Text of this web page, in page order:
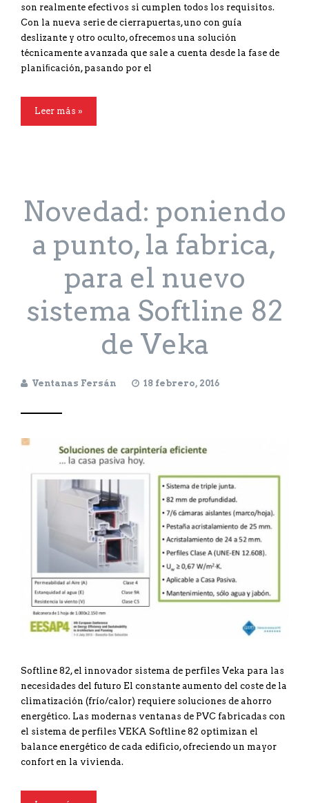
son realmente efectivos si cumplen todos los requisitos.
Con la nueva serie de cierrapuertas, uno con guía
deslizante y otro oculto, ofrecemos una solución
técnicamente avanzada que sale a cuenta desde la fase de
planiﬁcación, pasando por el
Leer más »
Novedad: poniendo
a punto, la fabrica,
para el nuevo
sistema Softline 82
de Veka
Ventanas Fersán 18 febrero, 2016
Softline 82, el innovador sistema de perfiles Veka para las
necesidades del futuro El constante aumento del coste de la
climatización (frío/calor) requiere soluciones de ahorro
energético. Las modernas ventanas de PVC fabricadas con
el sistema de perfiles VEKA Softline 82 optimizan el
balance energético de cada edificio, ofreciendo un mayor
confort en la vivienda.